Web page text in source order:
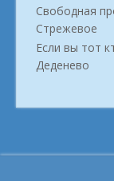
Свободная
Стрежевое
Если вы тот
Деденево